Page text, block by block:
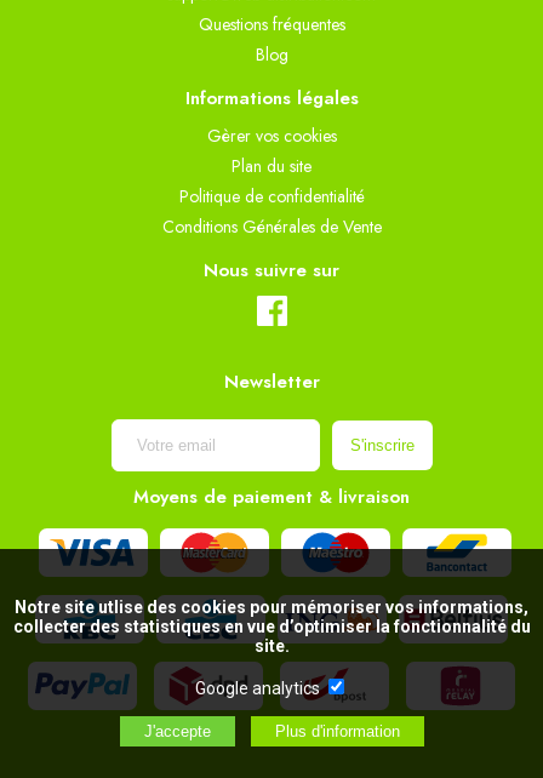
Questions fréquentes
Blog
Informations légales
Gèrer vos cookies
Plan du site
Politique de confidentialité
Conditions Générales de Vente
Nous suivre sur
Newsletter
Moyens de paiement & livraison
Notre site utlise des cookies pour mémoriser vos informations,
collecter des statistiques en vue d’optimiser la fonctionnalité du
site.
Google analytics